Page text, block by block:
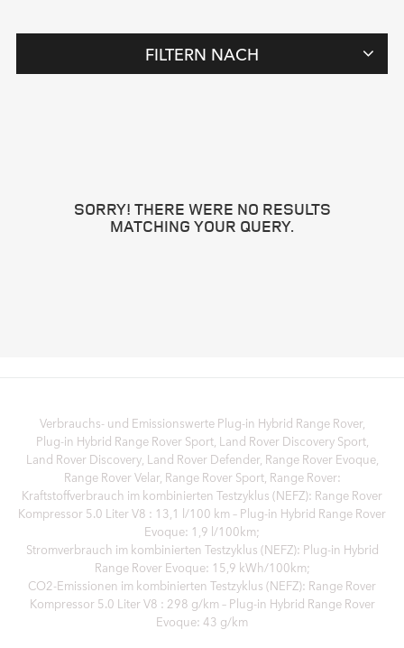
FILTERN NACH
SORRY! THERE WERE NO RESULTS
MATCHING YOUR QUERY.
Verbrauchs- und Emissionswerte Plug‑in Hybrid Range Rover,
Plug‑in Hybrid Range Rover Sport, Land Rover Discovery Sport,
Land Rover Discovery, Land Rover Defender, Range Rover Evoque,
Range Rover Velar, Range Rover Sport, Range Rover:
Kraftstoffverbrauch im kombinierten Testzyklus (NEFZ): Range Rover
Kompressor 5.0 Liter V8 : 13,1 l/100 km – Plug-in Hybrid Range Rover
Evoque: 1,9 l/100km;
Stromverbrauch im kombinierten Testzyklus (NEFZ): Plug-in Hybrid
Range Rover Evoque: 15,9 kWh/100km;
CO2-Emissionen im kombinierten Testzyklus (NEFZ): Range Rover
Kompressor 5.0 Liter V8 : 298 g/km – Plug-in Hybrid Range Rover
Evoque: 43 g/km